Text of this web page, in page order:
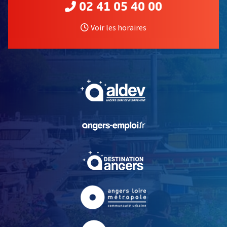
02 41 05 40 00
Voir les horaires
, Ouvre une nouvelle
, Ouvre une nouvelle